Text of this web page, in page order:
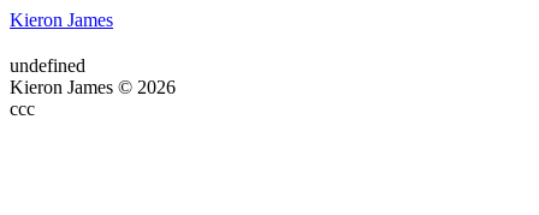
Kieron James
undefined
Kieron James © 2026
ссс